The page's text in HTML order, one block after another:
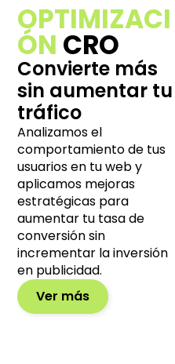
OPTIMIZACI
ÓN CRO
Convierte más
sin aumentar tu
tráfico
Analizamos el
comportamiento de tus
usuarios en tu web y
aplicamos mejoras
estratégicas para
aumentar tu tasa de
conversión sin
incrementar la inversión
en publicidad.
Ver más